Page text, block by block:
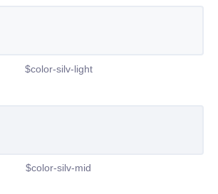
$color-silv-light
$color-silv-mid